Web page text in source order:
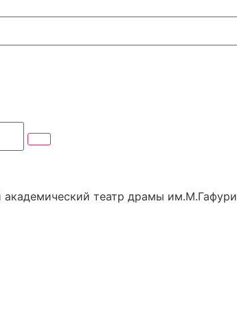
академический театр драмы им.М.Гафури